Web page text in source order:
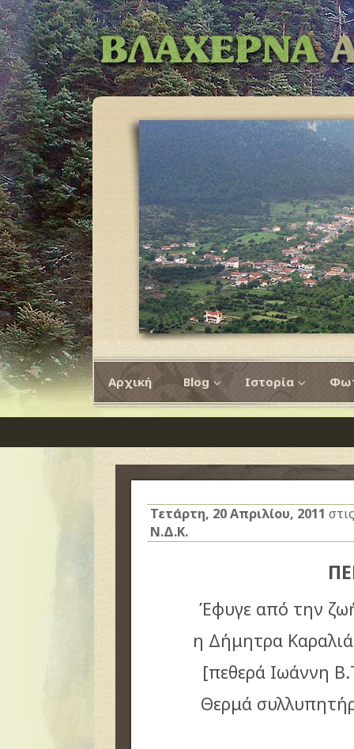
Αρχική Blog Ιστορία
Τετάρτη, 20 Απριλίου, 2011
Ν.Δ.Κ.
Έφυγε από την
η Δήμητρα Καραλιά
[πεθερά Ιωάννη
Θερμά